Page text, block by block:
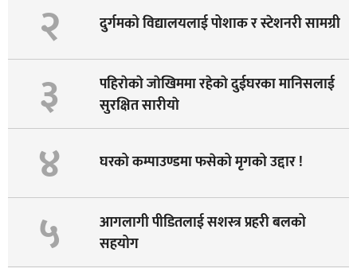
२ दुर्गमको विद्यालयलाई पोशाक र स्टेशनरी सामग्री
३
पहिराेकाे जाेखिममा रहेकाे दुईघरका मानिसलाई
सुरक्षित सारीयाे
४ घरको कम्पाउण्डमा फसेको मृगको उद्दार !
५
आगलागी पीडितलाई सशस्त्र प्रहरी बलको
सहयोग